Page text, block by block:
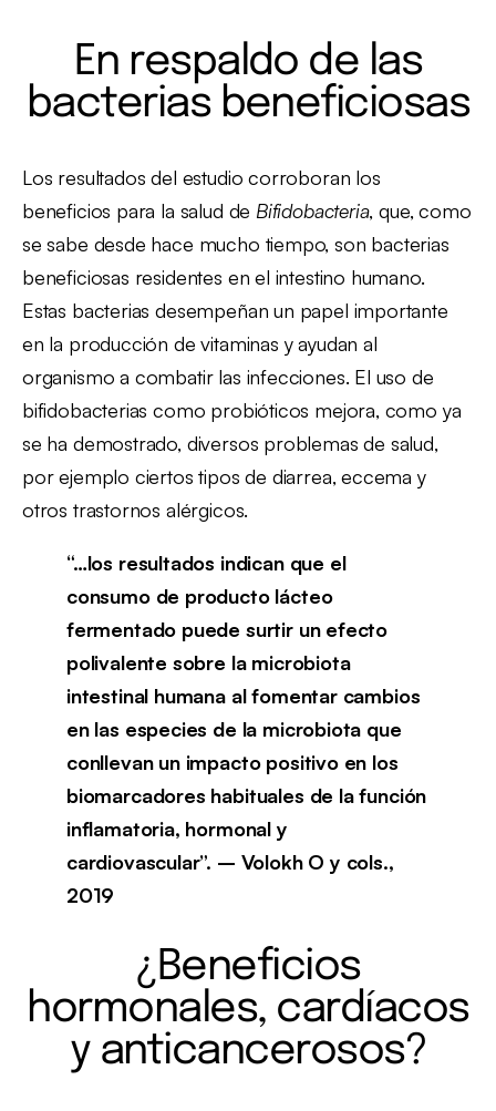
En respaldo de las
bacterias beneficiosas
Los resultados del estudio corroboran los
beneficios para la salud de Bifidobacteria, que, como
se sabe desde hace mucho tiempo, son bacterias
beneficiosas residentes en el intestino humano.
Estas bacterias desempeñan un papel importante
en la producción de vitaminas y ayudan al
organismo a combatir las infecciones. El uso de
bifidobacterias como probióticos mejora, como ya
se ha demostrado, diversos problemas de salud,
por ejemplo ciertos tipos de diarrea, eccema y
otros trastornos alérgicos.
“…los resultados indican que el
consumo de producto lácteo
fermentado puede surtir un efecto
polivalente sobre la microbiota
intestinal humana al fomentar cambios
en las especies de la microbiota que
conllevan un impacto positivo en los
biomarcadores habituales de la función
inflamatoria, hormonal y
cardiovascular”. – Volokh O y cols.,
2019
¿Beneficios
hormonales, cardíacos
y anticancerosos?